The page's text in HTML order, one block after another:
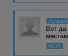
Вот
#109